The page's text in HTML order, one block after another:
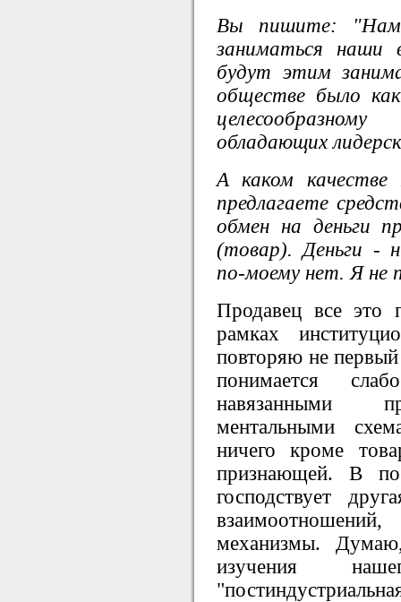
Вы пишите:
заниматься
будут этим
обществе было
обладающих
А каком
предлагаете
обмен на деньги
(товар). Деньги -
по-моему нет. Я не
Продавец все это
рамках
повторяю не
понимается
навязанными
ментальными
ничего кроме
признающей. В
господствует
механизмы.
изучения